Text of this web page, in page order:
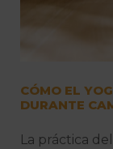
CÓMO EL
DURANTE
La práctica